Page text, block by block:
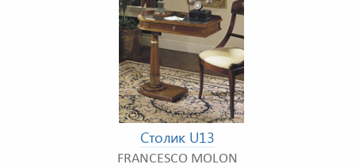
Столик U13
FRANCESCO MOLON